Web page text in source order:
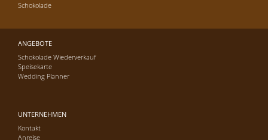
Schokolade
ANGEBOTE
Schokolade Wiederverkauf
Speisekarte
Wedding Planner
UNTERNEHMEN
Kontakt
Anreise